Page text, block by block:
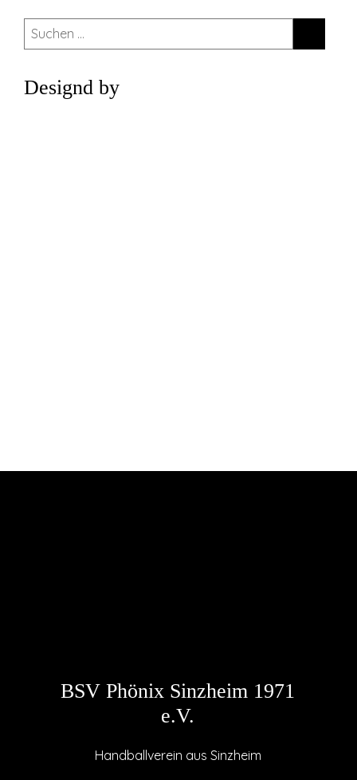
Suchen
nach:
Designd by
BSV Phönix Sinzheim 1971
e.V.
Handballverein aus Sinzheim